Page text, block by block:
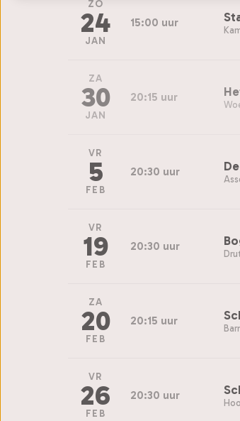
ZO
24
JAN
15:00 uur
ZA
30
JAN
20:15 uur
VR
5
FEB
20:30 uur
VR
19
FEB
20:30 uur
ZA
20
FEB
20:15 uur
VR
26
FEB
20:30 uur